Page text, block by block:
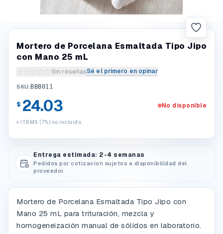
Mortero de Porcelana Esmaltada Tipo Jipo
con Mano 25 mL
Sin reseñasSé el primero en opinar
Escribir una reseña del producto
SKU: BBB011
$ 24.03
+ ITBMS (7%) no incluido
No disponible
Entrega estimada: 2-4 semanas
Pedidos por cotizacion sujetos a disponibilidad del
proveedor.
Mortero de Porcelana Esmaltada Tipo Jipo con
Mano 25 mL para trituración, mezcla y
homogeneización manual de sólidos en laboratorio.